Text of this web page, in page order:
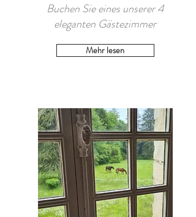
Buchen Sie eines unserer 4
eleganten Gästezimmer
Mehr lesen